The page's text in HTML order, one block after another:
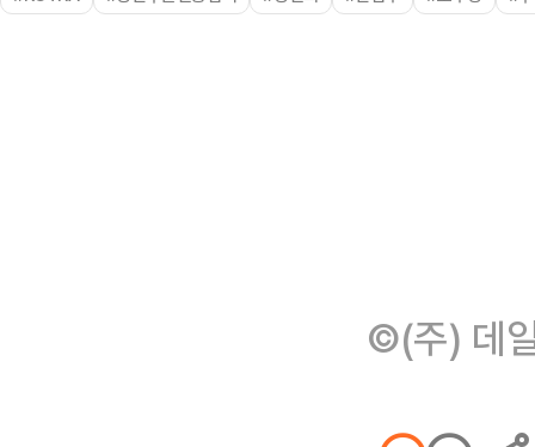
©(주) 데